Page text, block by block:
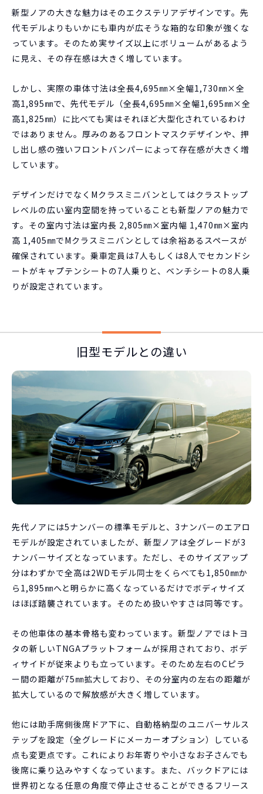
新型ノアの大きな魅力はそのエクステリアデザインです。先
代モデルよりもいかにも車内が広そうな箱的な印象が強くな
っています。そのため実サイズ以上にボリュームがあるよう
に見え、その存在感は大きく増しています。
しかし、実際の車体寸法は全長4,695㎜×全幅1,730㎜×全
高1,895㎜で、先代モデル（全長4,695㎜×全幅1,695㎜×全
高1,825㎜）に比べても実はそれほど大型化されているわけ
ではありません。厚みのあるフロントマスクデザインや、押
し出し感の強いフロントバンパーによって存在感が大きく増
しています。
デザインだけでなくMクラスミニバンとしてはクラストップ
レベルの広い室内空間を持っていることも新型ノアの魅力で
す。その室内寸法は室内長 2,805㎜×室内幅 1,470㎜×室内
高 1,405㎜でMクラスミニバンとしては余裕あるスペースが
確保されています。乗車定員は7人もしくは8人でセカンドシ
ートがキャプテンシートの7人乗りと、ベンチシートの8人乗
りが設定されています。
旧型モデルとの違い
先代ノアには5ナンバーの標準モデルと、3ナンバーのエアロ
モデルが設定されていましたが、新型ノアは全グレードが3
ナンバーサイズとなっています。ただし、そのサイズアップ
分はわずかで全高は2WDモデル同士をくらべても1,850㎜か
ら1,895㎜へと明らかに高くなっているだけでボディサイズ
はほぼ踏襲されています。そのため扱いやすさは同等です。
その他車体の基本骨格も変わっています。新型ノアではトヨ
タの新しいTNGAプラットフォームが採用されており、ボデ
ィサイドが従来よりも立っています。そのため左右のCピラ
ー間の距離が75㎜拡大しており、その分室内の左右の距離が
拡大しているので解放感が大きく増しています。
他には助手席側後席ドア下に、自動格納型のユニバーサルス
テップを設定（全グレードにメーカーオプション）している
点も変更点です。これによりお年寄りや小さなお子さんでも
後席に乗り込みやすくなっています。また、バックドアには
世界初となる任意の角度で停止させることができるフリース